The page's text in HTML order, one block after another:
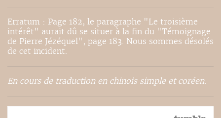
Erratum : Page 182, le paragraphe "Le troisième
intérêt" aurait dû se situer à la fin du "Témoignage
de Pierre Jézéquel", page 183. Nous sommes désolés
de cet incident.
En cours de traduction en chinois simple et coréen.